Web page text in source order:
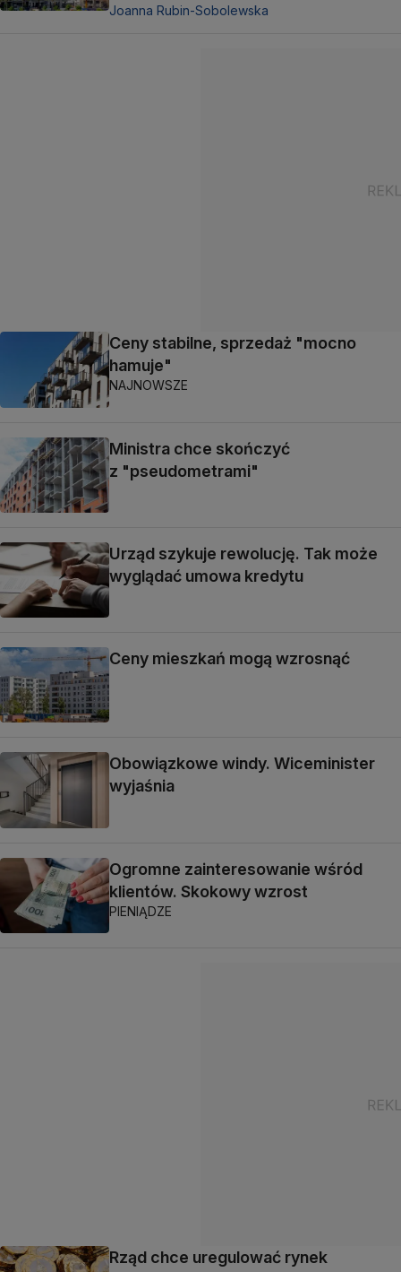
Joanna Rubin-Sobolewska
Ceny stabilne, sprzedaż "mocno
hamuje"
NAJNOWSZE
Ministra chce skończyć
z "pseudometrami"
Urząd szykuje rewolucję. Tak może
wyglądać umowa kredytu
Ceny mieszkań mogą wzrosnąć
Obowiązkowe windy. Wiceminister
wyjaśnia
Ogromne zainteresowanie wśród
klientów. Skokowy wzrost
PIENIĄDZE
Rząd chce uregulować rynek